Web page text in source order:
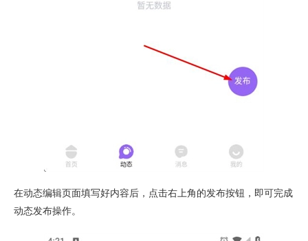
在动态编辑页面填写好内容后，点击右上角的发布按钮，即可完成
动态发布操作。